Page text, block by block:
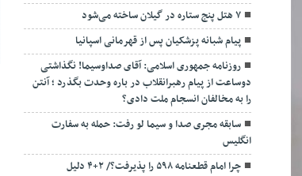
۷ هتل پنج ستاره در گیلان ساخته می‌شود
پیام شبانه پزشکیان پس از قهرمانی اسپانیا
روزنامه جمهوری اسلامی: آقای صداوسیما! نگذاشتی
دوساعت از پیام رهبرانقلاب در باره وحدت بگذرد ؛ آنتن
را به مخالفان انسجام ملت دادی؟
سابقه مجری صدا و سیما لو رفت: حمله به سفارت
انگلیس
چرا امام قطعنامه ۵۹۸ را پذیرفت؟/ ۲+۴ دلیل